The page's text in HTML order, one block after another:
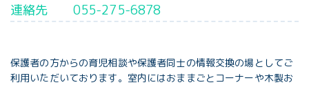
連絡先 055-275-6878
保護者の方からの育児相談や保護者同士の情報交換の場としてご
利用いただいております。室内にはおままごとコーナーや木製お